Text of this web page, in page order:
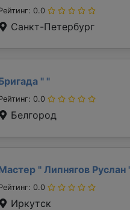
0.0
Санкт-Петербург
" "
0.0
Белгород
" Липнягов Руслан
0.0
Иркутск